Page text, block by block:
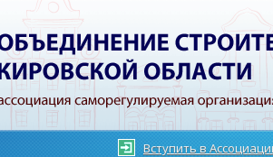
Вступить в